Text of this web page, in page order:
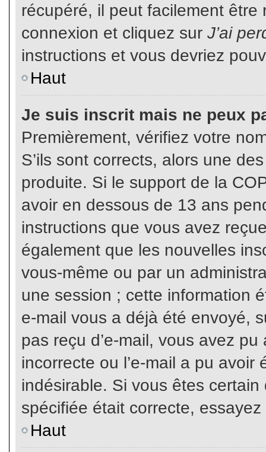
récupéré, il peut facilement
connexion et cliquez sur J’ai
instructions et vous devriez
Haut
Je suis inscrit mais ne peux
Premièrement, vérifiez votre
S’ils sont corrects, alors une
produite. Si le support de la
avoir en dessous de 13 ans
instructions que vous avez
également que les nouvelles
vous-même ou par un
une session ; cette information
e-mail vous a déjà été envoyé,
pas reçu d’e-mail, vous avez
incorrecte ou l’e-mail a pu
indésirable. Si vous êtes
spécifiée était correcte,
Haut